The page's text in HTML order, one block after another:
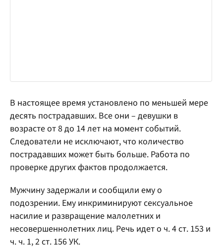
В настоящее время установлено по меньшей мере
десять пострадавших. Все они – девушки в
возрасте от 8 до 14 лет на момент событий.
Следователи не исключают, что количество
пострадавших может быть больше. Работа по
проверке других фактов продолжается.
Мужчину задержали и сообщили ему о
подозрении. Ему инкриминируют сексуальное
насилие и развращение малолетних и
несовершеннолетних лиц. Речь идет о ч. 4 ст. 153 и
ч. ч. 1, 2 ст. 156 УК.